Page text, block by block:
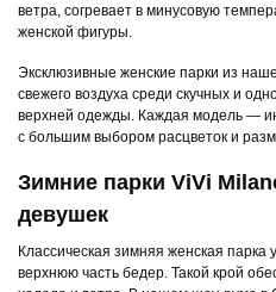
ветра, согревает в минусовую
женской фигуры.
Эксклюзивные женские парки из
свежего воздуха среди скучных и
верхней одежды. Каждая модель —
с большим выбором расцветок и
Зимние парки ViVi
девушек
Классическая зимняя женская
верхнюю часть бедер. Такой крой